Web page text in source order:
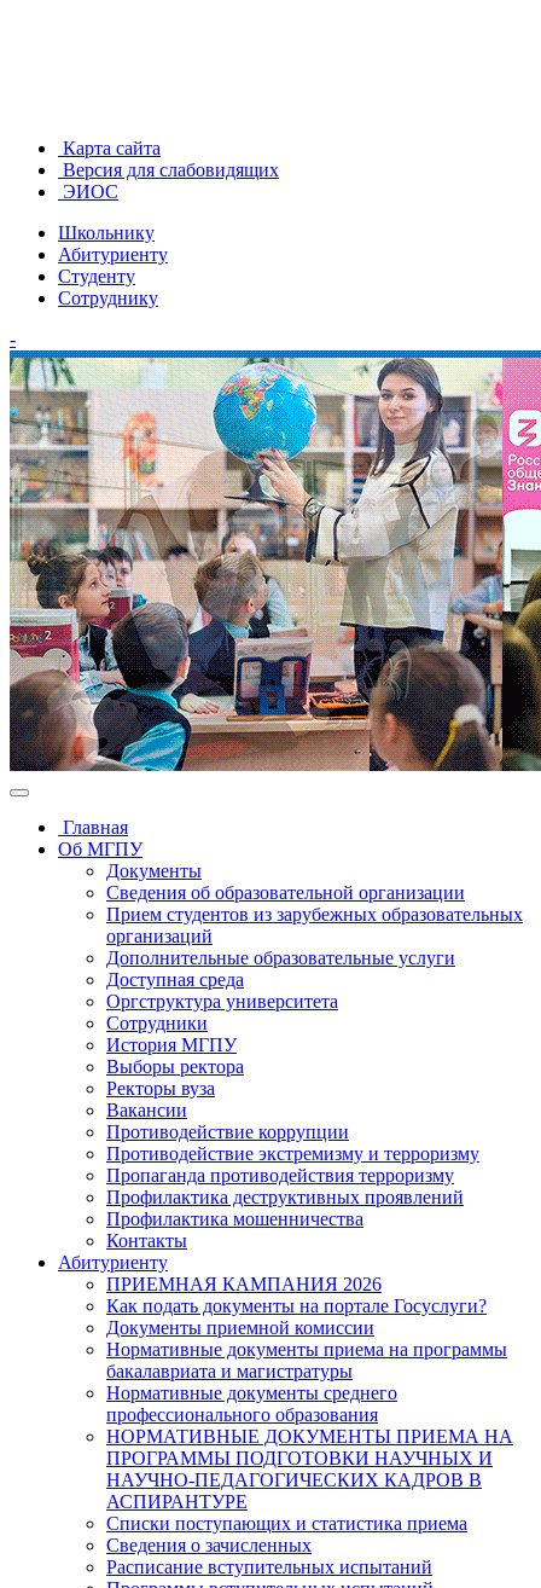
Карта сайта
Версия для слабовидящих
ЭИОС
Школьнику
Абитуриенту
Студенту
Сотруднику
-
Главная
Об МГПУ
Документы
Сведения об образовательной организации
Прием студентов из зарубежных образовательных
организаций
Дополнительные образовательные услуги
Доступная среда
Оргструктура университета
Сотрудники
История МГПУ
Выборы ректора
Ректоры вуза
Вакансии
Противодействие коррупции
Противодействие экстремизму и терроризму
Пропаганда противодействия терроризму
Профилактика деструктивных проявлений
Профилактика мошенничества
Контакты
Абитуриенту
ПРИЕМНАЯ КАМПАНИЯ 2026
Как подать документы на портале Госуслуги?
Документы приемной комиссии
Нормативные документы приема на программы
бакалавриата и магистратуры
Нормативные документы среднего
профессионального образования
НОРМАТИВНЫЕ ДОКУМЕНТЫ ПРИЕМА НА
ПРОГРАММЫ ПОДГОТОВКИ НАУЧНЫХ И
НАУЧНО-ПЕДАГОГИЧЕСКИХ КАДРОВ В
АСПИРАНТУРЕ
Списки поступающих и статистика приема
Сведения о зачисленных
Расписание вступительных испытаний